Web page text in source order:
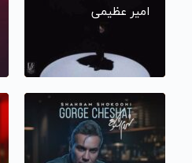
امیر عظیمی